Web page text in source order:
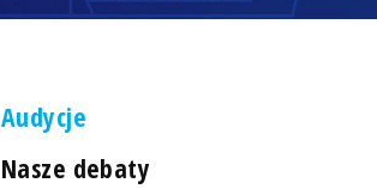
Audycje
Nasze debaty